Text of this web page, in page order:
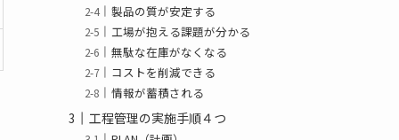
製品の質が安定する
工場が抱える課題が分かる
無駄な在庫がなくなる
コストを削減できる
情報が蓄積される
工程管理の実施手順４つ